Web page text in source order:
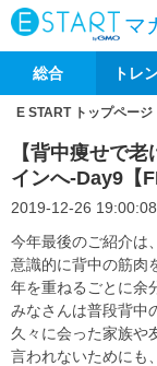
マ
総合 トレ
E START トップページ
【背中痩せで
インへ-Day9【
2019-12-26 19:00:08
今年最後のご紹介は
意識的に背中の筋肉
年を重ねるごとに余
みなさんは普段背中
久々に会った家族や
言われないためにも